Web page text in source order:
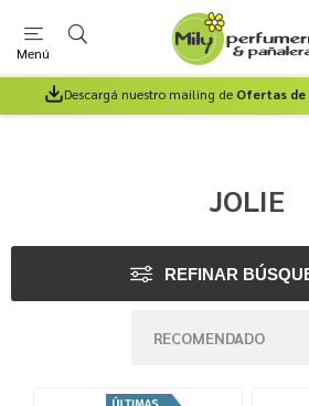
Menú
Descargá nuestro mailing de Ofertas
JOLIE
REFINAR